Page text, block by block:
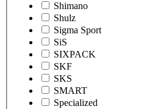
Shimano
Shulz
Sigma Sport
SiS
SIXPACK
SKF
SKS
SMART
Specialized